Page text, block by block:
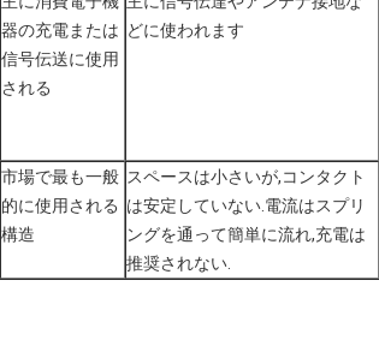
器の充電または
信号伝送に使用
される
どに使われます
市場で最も一般
的に使用される
構造
スペースは小さいが,コンタクト
は安定していない.電流はスプリ
ングを通って簡単に流れ,充電は
推奨されない.